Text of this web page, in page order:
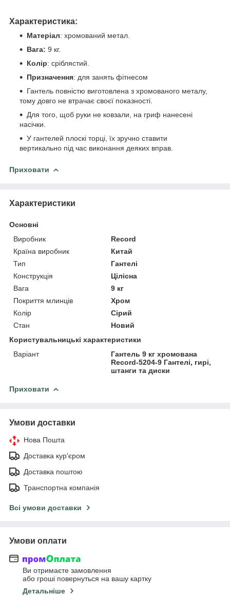
Характеристика:
Матеріал: хромований метал.
Вага: 9 кг.
Колір: сріблястий.
Призначення: для занять фітнесом
Гантель повністю виготовлена з хромованого металу,
тому довго не втрачає своєї показності.
Для того, щоб руки не ковзали, на гриф нанесені
насічки.
У гантелей плоскі торці, їх зручно ставити
вертикально під час виконання деяких вправ.
Приховати
Характеристики
Основні
Виробник
Record
Країна виробник
Китай
Тип
Гантелі
Конструкція
Цілісна
Вага
9 кг
Покриття млинців
Хром
Колір
Сірий
Стан
Новий
Користувальницькі характеристики
Варіант
Гантель 9 кг хромована
Record-5204-9 Гантелі, гирі,
штанги та диски
Приховати
Умови доставки
Нова Пошта
Доставка кур'єром
Доставка поштою
Транспортна компанія
Всі умови доставки
Умови оплати
Ви отримаєте замовлення
або гроші повернуться на вашу картку
Детальніше